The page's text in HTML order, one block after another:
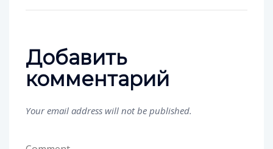
Добавить
комментарий
Your email address will not be published.